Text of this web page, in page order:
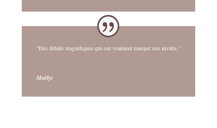
“Des détails magnifiques qui ont vraiment marqué nos invités.”
Maëlys